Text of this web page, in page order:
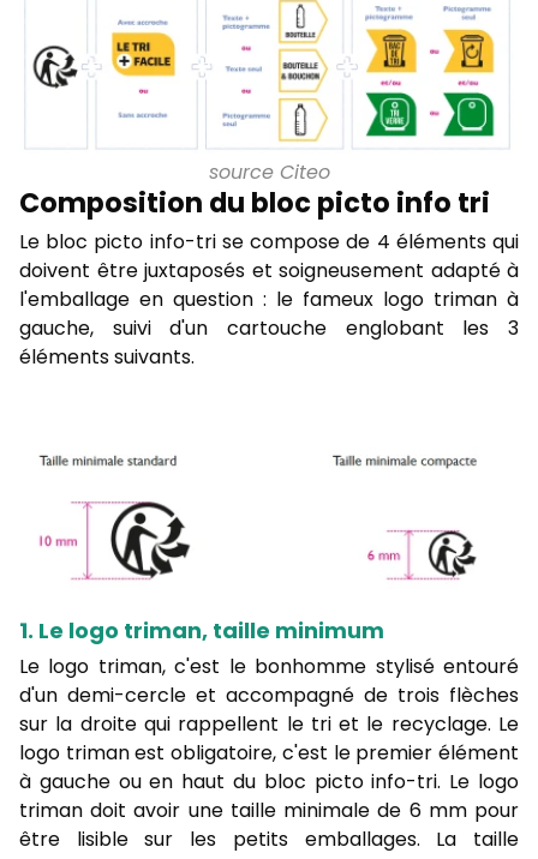
Composition du bloc picto info tri
Le bloc picto info-tri se compose de 4 éléments qui
doivent être juxtaposés et soigneusement adapté à
l'emballage en question : le fameux logo triman à
gauche, suivi d'un cartouche englobant les 3
éléments suivants.
source Citeo
1. Le logo triman, taille minimum
Le logo triman, c'est le bonhomme stylisé entouré
d'un demi-cercle et accompagné de trois flèches
sur la droite qui rappellent le tri et le recyclage. Le
logo triman est obligatoire, c'est le premier élément
à gauche ou en haut du bloc picto info-tri. Le logo
triman doit avoir une taille minimale de 6 mm pour
être lisible sur les petits emballages. La taille